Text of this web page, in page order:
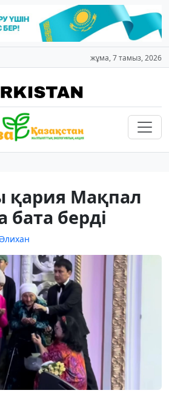
жұма, 7 тамыз, 2026
қария Мақпал
бата берді